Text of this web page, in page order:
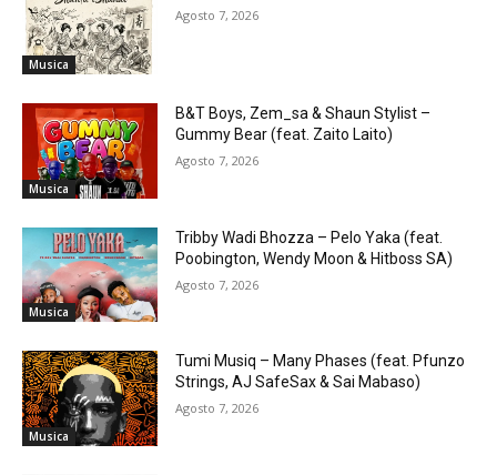
Musica
Agosto 7, 2026
Musica
B&T Boys, Zem_sa & Shaun Stylist –
Gummy Bear (feat. Zaito Laito)
Agosto 7, 2026
Musica
Tribby Wadi Bhozza – Pelo Yaka (feat.
Poobington, Wendy Moon & Hitboss SA)
Agosto 7, 2026
Musica
Tumi Musiq – Many Phases (feat. Pfunzo
Strings, AJ SafeSax & Sai Mabaso)
Agosto 7, 2026